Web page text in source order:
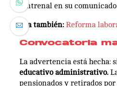
Sintrenal en su
Lea también: Reforma
Convocatoria
La advertencia está hecha:
educativo administrativo.
pensionados y retirados